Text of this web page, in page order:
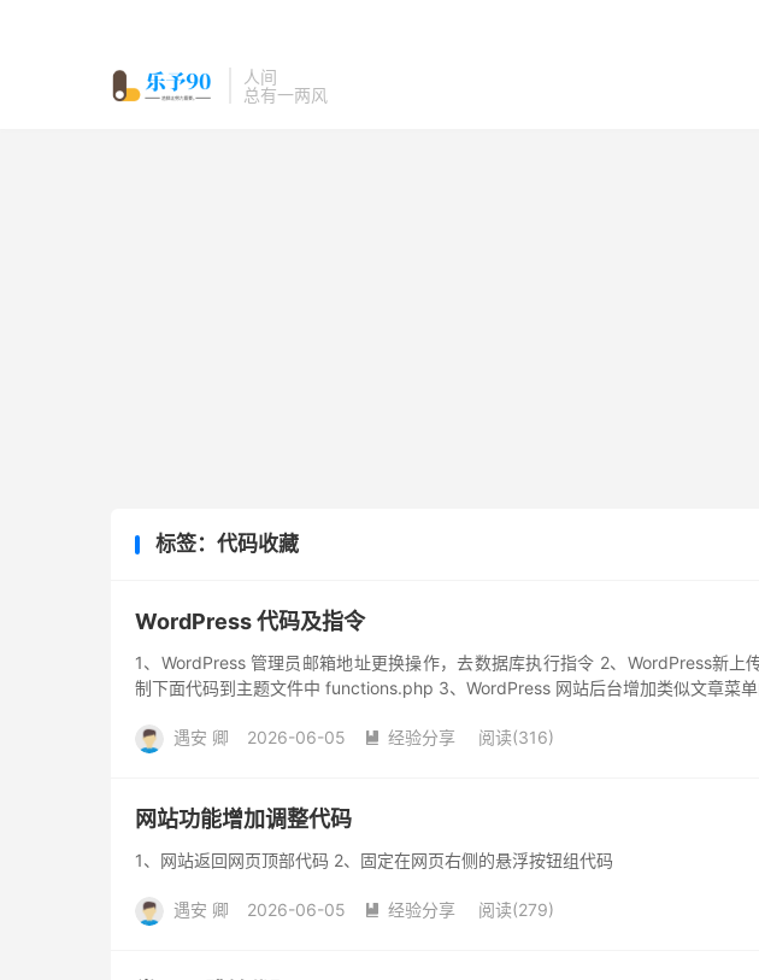
人间
总有一两风
标签：代码收藏
WordPress 代码及指令
1、WordPress 管理员邮箱地址更换操作，去数据库执行指令 2、WordPress新上
制下面代码到主题文件中 functions.php 3、WordPress 网站后台增加类似文章菜
遇安 卿 2026-06-05  经验分享 阅读(316)
网站功能增加调整代码
1、网站返回网页顶部代码 2、固定在网页右侧的悬浮按钮组代码
遇安 卿 2026-06-05  经验分享 阅读(279)